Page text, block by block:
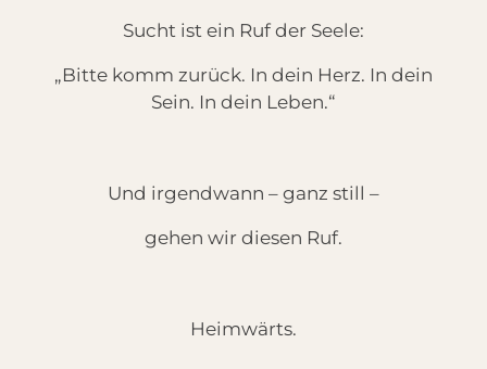
Sucht ist ein Ruf der Seele:
„Bitte komm zurück. In dein Herz. In dein
Sein. In dein Leben.“
Und irgendwann – ganz still –
gehen wir diesen Ruf.
Heimwärts.